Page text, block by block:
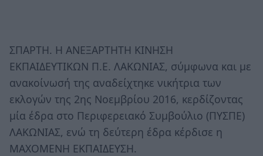
ΣΠΑΡΤΗ. Η ΑΝΕΞΑΡΤΗΤΗ ΚΙΝΗΣΗ
ΕΚΠΑΙΔΕΥΤΙΚΩΝ Π.Ε. ΛΑΚΩΝΙΑΣ, σύμφωνα και με
ανακοίνωσή της αναδείχτηκε νικήτρια των
εκλογών της 2ης Νοεμβρίου 2016, κερδίζοντας
μία έδρα στο Περιφερειακό Συμβούλιο (ΠΥΣΠΕ)
ΛΑΚΩΝΙΑΣ, ενώ τη δεύτερη έδρα κέρδισε η
ΜΑΧΟΜΕΝΗ ΕΚΠΑΙΔΕΥΣΗ.